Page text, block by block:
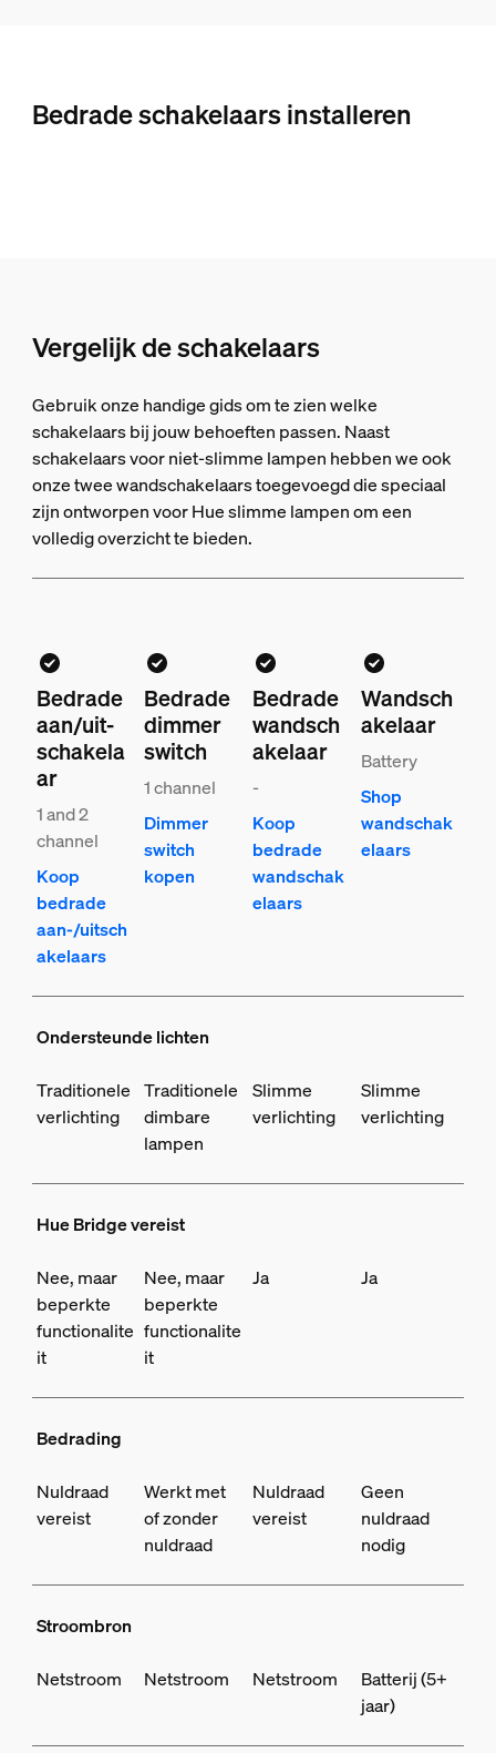
Bedrade schakelaars installeren
Vergelijk de schakelaars
Gebruik onze handige gids om te zien welke
schakelaars bij jouw behoeften passen. Naast
schakelaars voor niet-slimme lampen hebben we ook
onze twee wandschakelaars toegevoegd die speciaal
zijn ontworpen voor Hue slimme lampen om een
volledig overzicht te bieden.
Bedrade
aan/uit-
schakela
ar
1 and 2
channel
Koop
bedrade
aan-/uitsch
akelaars
Bedrade
dimmer
switch
1 channel
Dimmer
switch
kopen
Bedrade
wandsch
akelaar
-
Koop
bedrade
wandschak
elaars
Wandsch
akelaar
Battery
Shop
wandschak
elaars
Ondersteunde lichten
Traditionele
verlichting
Traditionele
dimbare
lampen
Slimme
verlichting
Slimme
verlichting
Hue Bridge vereist
Nee, maar
beperkte
functionalite
it
Nee, maar
beperkte
functionalite
it
Ja Ja
Bedrading
Nuldraad
vereist
Werkt met
of zonder
nuldraad
Nuldraad
vereist
Geen
nuldraad
nodig
Stroombron
Netstroom Netstroom Netstroom
Batterij (5+
jaar)